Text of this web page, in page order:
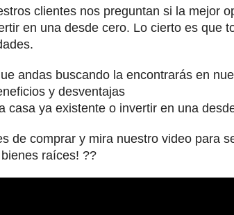
clientes nos preguntan si la mejor
en una desde cero. Lo cierto es que
andas buscando la encontrarás en
y desventajas
casa ya existente o invertir en una
de comprar y mira nuestro video para
raíces! ??